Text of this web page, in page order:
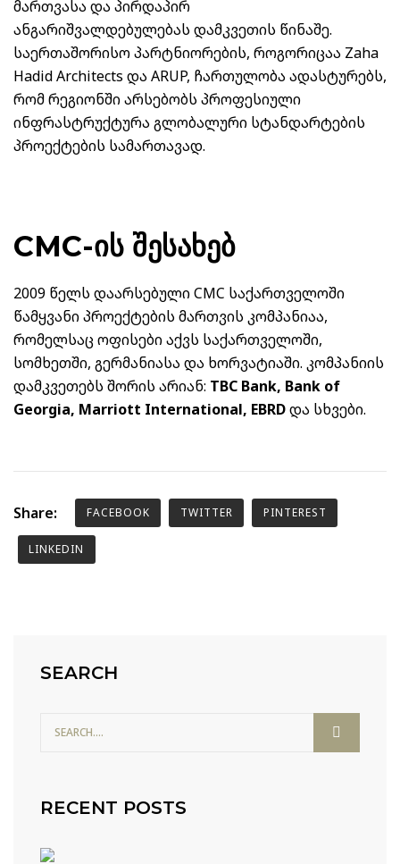
მართვასა და პირდაპირ
ანგარიშვალდებულებას დამკვეთის წინაშე.
საერთაშორისო პარტნიორების, როგორიცაა Zaha
Hadid Architects და ARUP, ჩართულობა ადასტურებს,
რომ რეგიონში არსებობს პროფესიული
ინფრასტრუქტურა გლობალური სტანდარტების
პროექტების სამართავად.
CMC-ის შესახებ
2009 წელს დაარსებულიCMC საქართველოში
წამყვანი პროექტების მართვის კომპანიაა,
რომელსაც ოფისები აქვს საქართველოში,
სომხეთში, გერმანიასა და ხორვატიაში. კომპანიის
დამკვეთებს შორის არიან: TBC Bank, Bank of
Georgia, Marriott International, EBRDდა სხვები.
Share: FACEBOOK TWITTER PINTEREST
LINKEDIN
SEARCH
RECENT POSTS